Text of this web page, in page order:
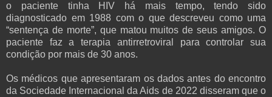
o paciente tinha HIV há mais tempo, tendo sido
diagnosticado em 1988 com o que descreveu como uma
“sentença de morte”, que matou muitos de seus amigos. O
paciente faz a terapia antirretroviral para controlar sua
condição por mais de 30 anos.
Os médicos que apresentaram os dados antes do encontro
da Sociedade Internacional da Aids de 2022 disseram que o